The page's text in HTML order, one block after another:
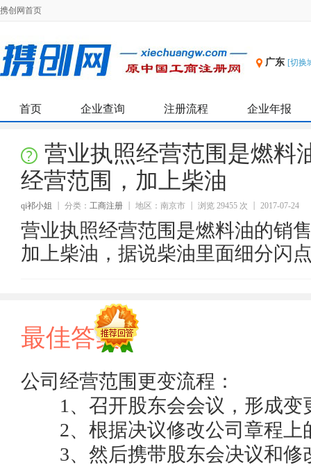
携创网首页
广东 [切换
首页 企业查询 注册流程 企业年报
营业执照经营范围是燃料
经营范围，加上柴油
qi祁小姐 分类： 工商注册 地区：南京市 浏览 29455 次 2017-07-24
营业执照经营范围是燃料油的销
加上柴油，据说柴油里面细分闪
最佳答案
公司经营范围更变流程：
1、召开股东会会议，形成变
2、根据决议修改公司章程上
3、然后携带股东会决议和修